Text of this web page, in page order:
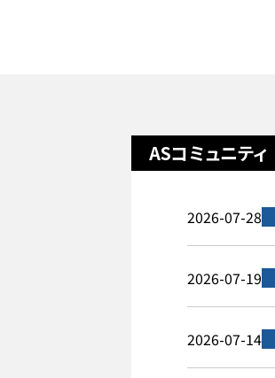
ASコミュニティ
2026-07-28
2026-07-19
2026-07-14